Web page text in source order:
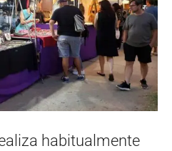
habitualmente